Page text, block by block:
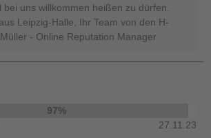
bei uns willkommen heißen zu dürfen.
Leipzig-Halle, Ihr Team von den H-
- Online Reputation Manager
97%
27.11.23